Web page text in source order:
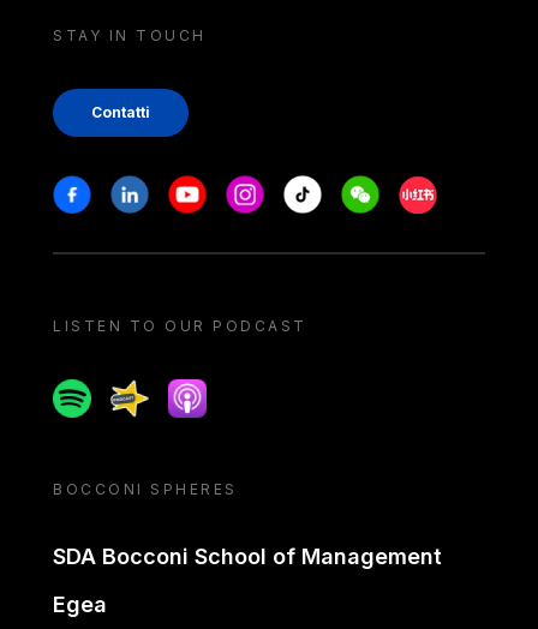
STAY IN TOUCH
Contatti
Stay in touch
FacebookLinkedinYoutubeInstagram
Tiktok WeechatXiaohongshu/
LISTEN TO OUR PODCAST
SpotifySpreakerApple podcast
BOCCONI SPHERES
SDA Bocconi School of Management
Egea